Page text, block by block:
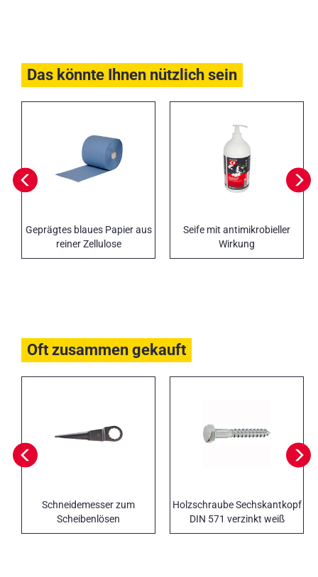
Das könnte Ihnen nützlich sein
Geprägtes blaues Papier aus
reiner Zellulose
Seife mit antimikrobieller
Wirkung
Oft zusammen gekauft
Schneidemesser zum
Scheibenlösen
Holzschraube Sechskantkopf
DIN 571 verzinkt weiß